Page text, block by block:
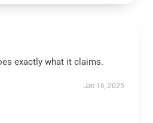
exactly what it claims.
Jan 16, 2025